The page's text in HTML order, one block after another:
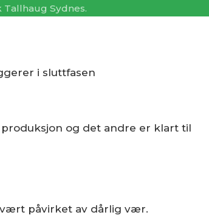
Tallhaug Sydnes.
i sluttfasen
og det andre er klart til
påvirket av dårlig vær.